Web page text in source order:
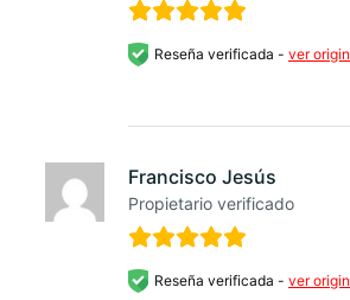
Reseña verificada - ver
Francisco Jesús
Propietario verificado
Reseña verificada - ver